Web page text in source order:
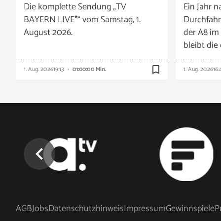
Die komplette Sendung „TV
BAYERN LIVE*“ vom Samstag, 1.
August 2026.
1. Aug. 202619:13 01:00:00 Min. bookmark_border
Ein Jahr
der A8
bleibt die
1. Aug. 2026
chevron_left
AGBJobsDatenschutzhinweisImpressumGewinnspiele